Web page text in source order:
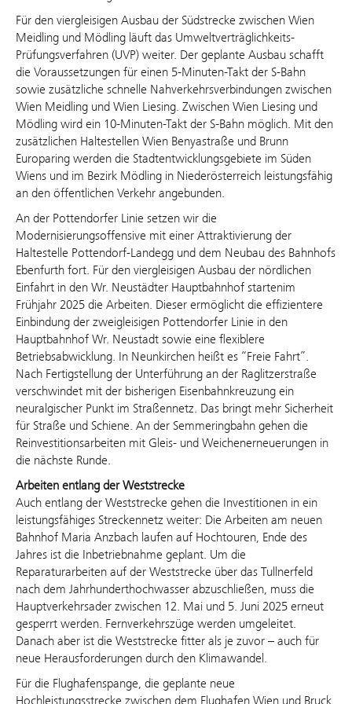
Für den viergleisigen Ausbau der Südstrecke zwischen Wien
Meidling und Mödling läuft das Umweltverträglichkeits-
Prüfungsverfahren (UVP) weiter. Der geplante Ausbau schafft
die Voraussetzungen für einen 5-Minuten-Takt der S-Bahn
sowie zusätzliche schnelle Nahverkehrsverbindungen zwischen
Wien Meidling und Wien Liesing. Zwischen Wien Liesing und
Mödling wird ein 10-Minuten-Takt der S-Bahn möglich. Mit den
zusätzlichen Haltestellen Wien Benyastraße und Brunn
Europaring werden die Stadtentwicklungsgebiete im Süden
Wiens und im Bezirk Mödling in Niederösterreich leistungsfähig
an den öffentlichen Verkehr angebunden.
An der Pottendorfer Linie setzen wir die
Modernisierungsoffensive mit einer Attraktivierung der
Haltestelle Pottendorf-Landegg und dem Neubau des Bahnhofs
Ebenfurth fort. Für den viergleisigen Ausbau der nördlichen
Einfahrt in den Wr. Neustädter Hauptbahnhof startenim
Frühjahr 2025 die Arbeiten. Dieser ermöglicht die effizientere
Einbindung der zweigleisigen Pottendorfer Linie in den
Hauptbahnhof Wr. Neustadt sowie eine flexiblere
Betriebsabwicklung. In Neunkirchen heißt es “Freie Fahrt”.
Nach Fertigstellung der Unterführung an der Raglitzerstraße
verschwindet mit der bisherigen Eisenbahnkreuzung ein
neuralgischer Punkt im Straßennetz. Das bringt mehr Sicherheit
für Straße und Schiene. An der Semmeringbahn gehen die
Reinvestitionsarbeiten mit Gleis- und Weichenerneuerungen in
die nächste Runde.
Arbeiten entlang der Weststrecke
Auch entlang der Weststrecke gehen die Investitionen in ein
leistungsfähiges Streckennetz weiter: Die Arbeiten am neuen
Bahnhof Maria Anzbach laufen auf Hochtouren, Ende des
Jahres ist die Inbetriebnahme geplant. Um die
Reparaturarbeiten auf der Weststrecke über das Tullnerfeld
nach dem Jahrhunderthochwasser abzuschließen, muss die
Hauptverkehrsader zwischen 12. Mai und 5. Juni 2025 erneut
gesperrt werden. Fernverkehrszüge werden umgeleitet.
Danach aber ist die Weststrecke fitter als je zuvor – auch für
neue Herausforderungen durch den Klimawandel.
Für die Flughafenspange, die geplante neue
Hochleistungsstrecke zwischen dem Flughafen Wien und Bruck